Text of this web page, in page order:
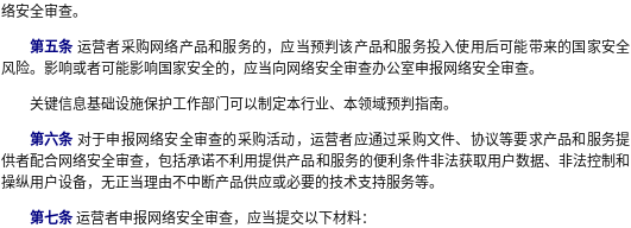
络安全审查。
第五条 运营者采购网络产品和服务的，应当预判该产品和服务投入使用后可能带来的国家安全
风险。影响或者可能影响国家安全的，应当向网络安全审查办公室申报网络安全审查。
关键信息基础设施保护工作部门可以制定本行业、本领域预判指南。
第六条 对于申报网络安全审查的采购活动，运营者应通过采购文件、协议等要求产品和服务提
供者配合网络安全审查，包括承诺不利用提供产品和服务的便利条件非法获取用户数据、非法控制和
操纵用户设备，无正当理由不中断产品供应或必要的技术支持服务等。
第七条 运营者申报网络安全审查，应当提交以下材料：